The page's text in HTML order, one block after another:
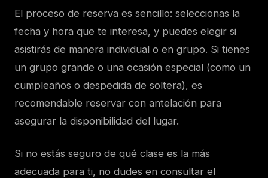
El proceso de reserva es sencillo: seleccionas la
fecha y hora que te interesa, y puedes elegir si
asistirás de manera individual o en grupo. Si tienes
un grupo grande o una ocasión especial (como un
cumpleaños o despedida de soltera), es
recomendable reservar con antelación para
asegurar la disponibilidad del lugar.
Si no estás seguro de qué clase es la más
adecuada para ti, no dudes en consultar el